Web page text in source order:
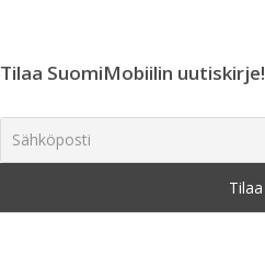
Tilaa SuomiMobiilin uutiskirje!